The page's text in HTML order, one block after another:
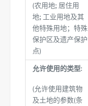
(农用地; 居住用
地; 工业用地及其
他特殊用地；特殊
保护区及遗产保护
点)
允许使用的类型:
(允许使用建筑物
及土地的参数(条